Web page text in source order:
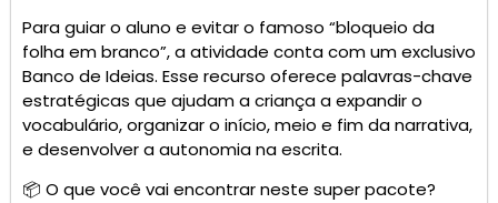
Para guiar o aluno e evitar o famoso “bloqueio da
folha em branco”, a atividade conta com um exclusivo
Banco de Ideias. Esse recurso oferece palavras-chave
estratégicas que ajudam a criança a expandir o
vocabulário, organizar o início, meio e fim da narrativa,
e desenvolver a autonomia na escrita.
📦 O que você vai encontrar neste super pacote?